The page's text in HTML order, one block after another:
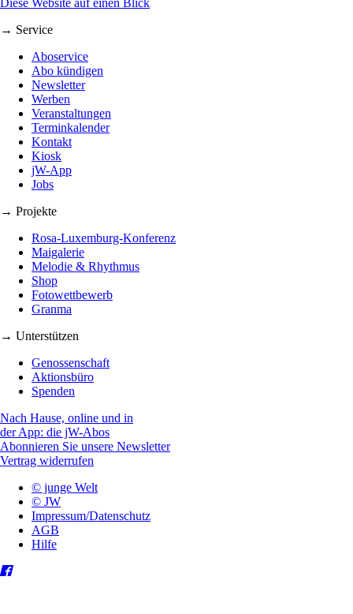
Diese Website auf einen Blick
→ Service
Aboservice
Abo kündigen
Newsletter
Werben
Veranstaltungen
Terminkalender
Kontakt
Kiosk
jW-App
Jobs
→ Projekte
Rosa-Luxemburg-Konferenz
Maigalerie
Melodie & Rhythmus
Shop
Fotowettbewerb
Granma
→ Unterstützen
Genossenschaft
Aktionsbüro
Spenden
Nach Hause, online und in
der App: die jW-Abos
Abonnieren Sie unsere Newsletter
Vertrag widerrufen
© junge Welt
© JW
Impressum/Datenschutz
AGB
Hilfe